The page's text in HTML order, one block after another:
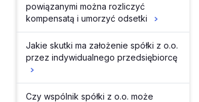
powiązanymi można rozliczyć
kompensatą i umorzyć odsetki
Jakie skutki ma założenie spółki z o.o.
przez indywidualnego przedsiębiorcę
Czy wspólnik spółki z o.o. może